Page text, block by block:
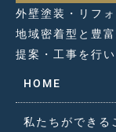
外壁塗装・リフ
地域密着型と豊
提案・工事を行い
HOME
私たちができる